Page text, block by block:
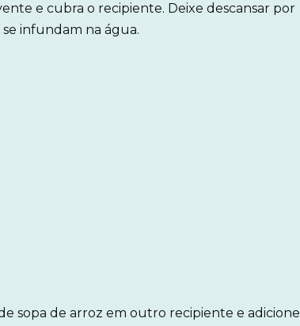
e cubra o recipiente. Deixe descansar por
infundam na água.
sopa de arroz em outro recipiente e adicione